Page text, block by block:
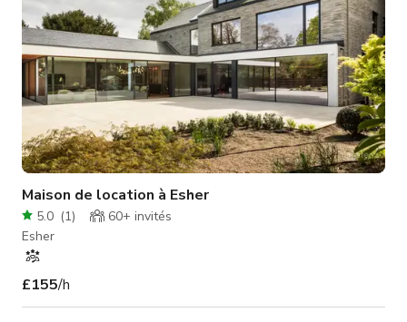
Maison de location à Esher
5.0 (1) 60+ invités
Esher
£155/h